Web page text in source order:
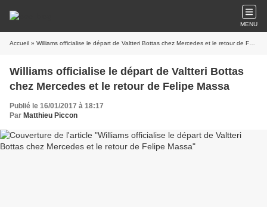
MENU
Accueil » Williams officialise le départ de Valtteri Bottas chez Mercedes et le retour de Felipe Massa
Williams officialise le départ de Valtteri Bottas
chez Mercedes et le retour de Felipe Massa
Publié le 16/01/2017 à 18:17
Par Matthieu Piccon